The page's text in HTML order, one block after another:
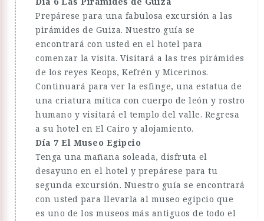
Prepárese para una fabulosa excursión a las
pirámides de Guiza. Nuestro guía se
encontrará con usted en el hotel para
comenzar la visita. Visitará a las tres pirámides
de los reyes Keops, Kefrén y Micerinos.
Continuará para ver la esfinge, una estatua de
una criatura mítica con cuerpo de león y rostro
humano y visitará el templo del valle. Regresa
a su hotel en El Cairo y alojamiento.
Día 7 El Museo Egipcio
Tenga una mañana soleada, disfruta el
desayuno en el hotel y prepárese para tu
segunda excursión. Nuestro guía se encontrará
con usted para llevarla al museo egipcio que
es uno de los museos más antiguos de todo el